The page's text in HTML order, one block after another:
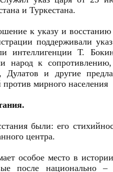
и Туркестана.
к указу и
поддерживали
интеллигенции Т.
народ к
Дулатов и другие
против мирного населения
были: его
центра.
особое место в
после национально